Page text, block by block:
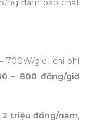
đảm bảo chất
700W/giờ, chi phí
– 800 đồng/giờ
2 triệu đồng/năm,